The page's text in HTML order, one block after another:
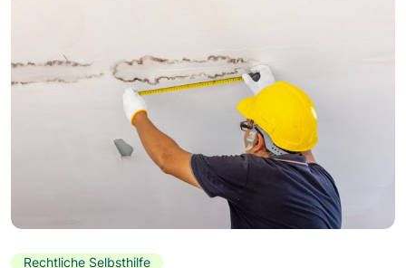
Rechtliche Selbsthilfe